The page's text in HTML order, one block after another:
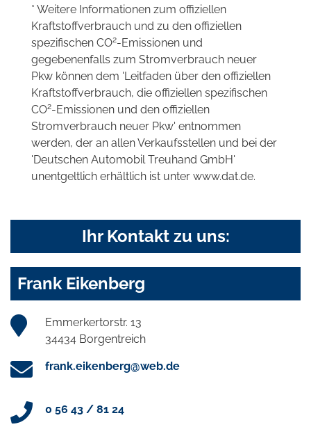
* Weitere Informationen zum offiziellen
Kraftstoffverbrauch und zu den offiziellen
spezifischen CO2-Emissionen und
gegebenenfalls zum Stromverbrauch neuer
Pkw können dem 'Leitfaden über den offiziellen
Kraftstoffverbrauch, die offiziellen spezifischen
CO2-Emissionen und den offiziellen
Stromverbrauch neuer Pkw' entnommen
werden, der an allen Verkaufsstellen und bei der
'Deutschen Automobil Treuhand GmbH'
unentgeltlich erhältlich ist unter www.dat.de.
Ihr Kontakt zu uns:
Frank Eikenberg
Emmerkertorstr. 13
34434 Borgentreich
frank.eikenberg@web.de
0 56 43 / 81 24